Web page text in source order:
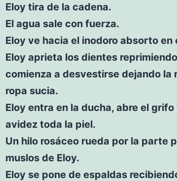
Eloy tira de la cadena.
El agua sale con fuerza.
Eloy ve hacia el inodoro absorto
Eloy aprieta los dientes
comienza a desvestirse dejando la
ropa sucia.
Eloy entra en la ducha, abre el
avidez toda la piel.
Un hilo rosáceo rueda por la parte
muslos de Eloy.
Eloy se pone de espaldas